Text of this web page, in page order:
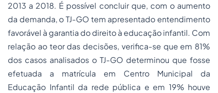
2013 a 2018. É possível concluir que, com o aumento
da demanda, o TJ-GO tem apresentado entendimento
favorável à garantia do direito à educação infantil. Com
relação ao teor das decisões, verifica-se que em 81%
dos casos analisados o TJ-GO determinou que fosse
efetuada a matrícula em Centro Municipal da
Educação Infantil da rede pública e em 19% houve